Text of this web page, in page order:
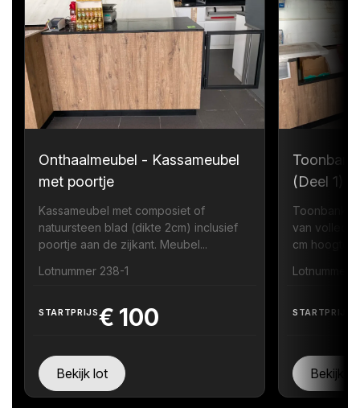
Onthaalmeubel - Kassameubel
met poortje
Kassameubel met composiet of
natuursteen blad (dikte 2cm) inclusief
poortje aan de zijkant. Meubel...
Lotnummer 238-1
STARTPRIJS€ 100
Bekijk lot
(Deel 1)
Toonbank
van
cm hoogte
Lotnummer
STARTPRIJS
Bekijk